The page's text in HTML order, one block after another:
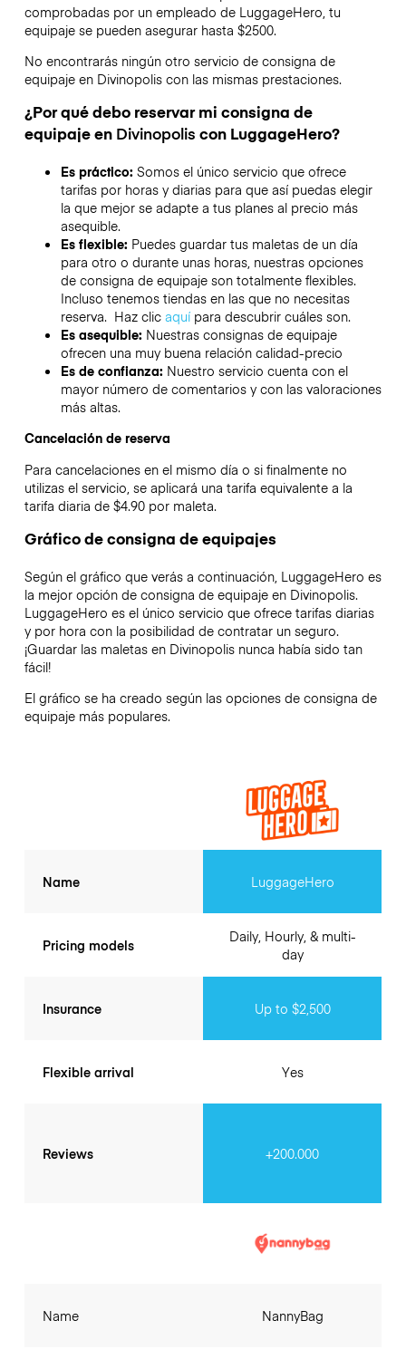
comprobadas por un empleado de LuggageHero, tu
equipaje se pueden asegurar hasta $2500.
No encontrarás ningún otro servicio de consigna de
equipaje en Divinopoliscon las mismas prestaciones.
¿Por qué debo reservar mi consigna de
equipaje en Divinopolis con LuggageHero?
Es práctico: Somos el único servicio que ofrece
tarifas por horas y diarias para que así puedas elegir
la que mejor se adapte a tus planes al precio más
asequible.
Es flexible: Puedes guardar tus maletas de un día
para otro o durante unas horas, nuestras opciones
de consigna de equipaje son totalmente flexibles.
Incluso tenemos tiendas en las que no necesitas
reserva. Haz clic aquípara descubrir cuáles son.
Es asequible: Nuestras consignas de equipaje
ofrecen una muy buena relación calidad-precio
Es de confianza: Nuestro servicio cuenta con el
mayor número de comentarios y con las valoraciones
más altas.
Cancelación de reserva
Para cancelaciones en el mismo día o si finalmente no
utilizas el servicio, se aplicará una tarifa equivalente a la
tarifa diaria de $4.90 por maleta.
Gráfico de consigna de equipajes
Según el gráfico que verás a continuación, LuggageHero es
la mejor opción de consigna de equipaje en Divinopolis.
LuggageHero es el único servicio que ofrece tarifas diarias
y por hora con la posibilidad de contratar un seguro.
¡Guardar las maletas en Divinopolisnunca había sido tan
fácil!
El gráfico se ha creado según las opciones de consigna de
equipaje más populares.
Name
Pricing models
Insurance
Flexible arrival
Reviews
LuggageHero
Daily, Hourly, & multi-
day
Up to $2,500
Yes
+200.000
Name NannyBag